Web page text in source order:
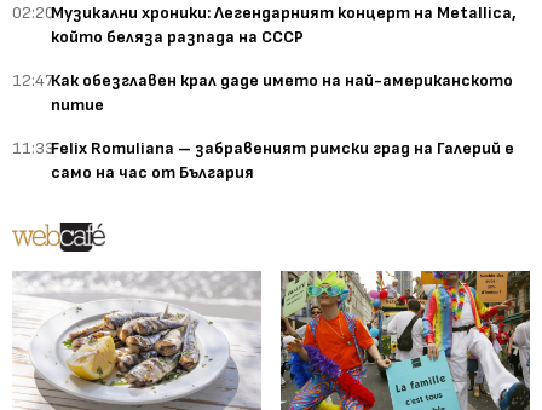
02:20Музикални хроники: Легендарният концерт на Metallica,
който беляза разпада на СССР
12:47Как обезглавен крал даде името на най-американското
питие
11:33Felix Romuliana – забравеният римски град на Галерий е
само на час от България